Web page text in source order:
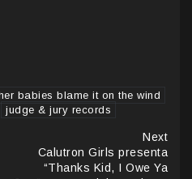
babies blame it on the wind
judge & jury records
Next
Calutron Girls presenta
“Thanks Kid, I Owe Ya